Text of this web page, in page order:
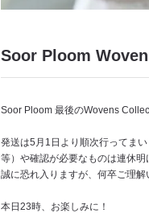
Soor Ploom
Soor Ploom 最後のWovens
発送は5月1日より順次行ってま
等）や確認が必要なものは連休明
誠に恐れ入りますが、何卒ご理解
本日23時、お楽しみに！